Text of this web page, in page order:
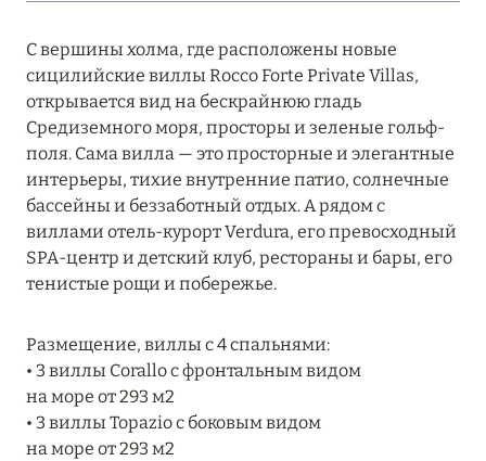
ПРЯМОЙ ПЕРЕЛЁТ
Подробнее
20 марта 2026
MARCH GRAND ESCAPE: ПРЕДЛОЖЕНИЕ ОТ Á
LA CARTE PREMIUM ПО ОТЕЛЮ WALDORF
ASTORIA MALDIVES ITHAAFUSHI, МАЛЬДИВЫ
12 ноября 2025
MANDARIN ORIENTAL JUMEIRA — SUITE
NOVEMBER
С вершины холма, где расположены новые
сицилийские виллы Rocco Forte Private Villas,
открывается вид на бескрайнюю гладь
Средиземного моря, просторы и зеленые гольф-
поля. Сама вилла — это просторные и элегантные
интерьеры, тихие внутренние патио, солнечные
бассейны и беззаботный отдых. А рядом с
виллами отель-курорт Verdura, его превосходный
SPA-центр и детский клуб, рестораны и бары, его
тенистые рощи и побережье.
Размещение, виллы с 4 спальнями:
• 3 виллы Corallo с фронтальным видом
на море от 293 м2
• 3 виллы Topazio с боковым видом
на море от 293 м2